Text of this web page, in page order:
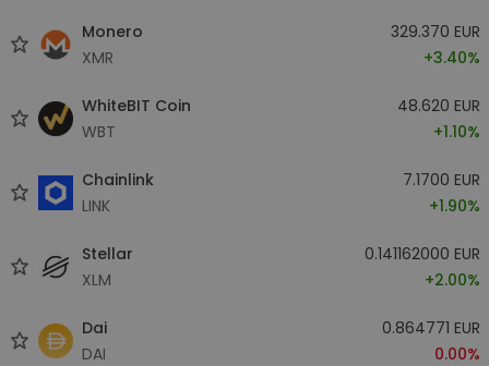
Monero
XMR
329.370 EUR
+3.40%
WhiteBIT Coin
WBT
48.620 EUR
+1.10%
Chainlink
LINK
7.1700 EUR
+1.90%
Stellar
XLM
0.141162000 EUR
+2.00%
Dai
DAI
0.864771 EUR
0.00%